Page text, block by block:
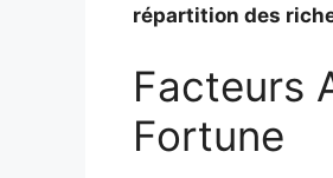
répartition des
Facteurs
Fortune